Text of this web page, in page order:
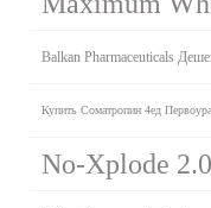
Balkan Pharmaceuticals
Купить Cоматропин 4ед
No-Xplode